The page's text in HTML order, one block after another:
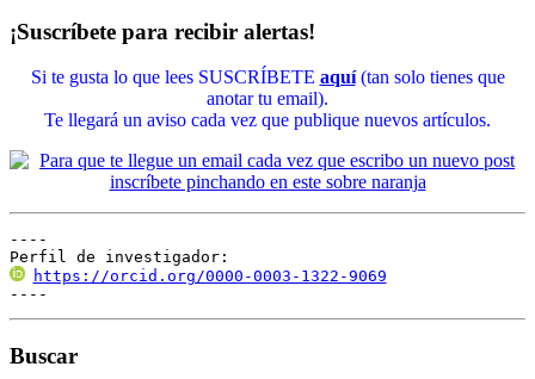
¡Suscríbete para recibir alertas!
Si te gusta lo que lees SUSCRÍBETE aquí(tan solo tienes que
anotar tu email).
Te llegará un aviso cada vez que publique nuevos artículos.
----
Perfil de investigador:
https://orcid.org/0000-0003-1322-9069
----
Buscar